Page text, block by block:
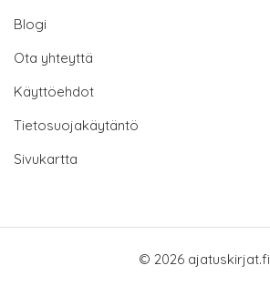
Blogi
Ota yhteyttä
Käyttöehdot
Tietosuojakäytäntö
Sivukartta
© 2026 ajatuskirjat.fi